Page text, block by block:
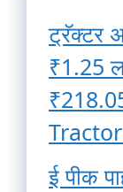
ट्रॅक्टर
₹1.25
ई पीक